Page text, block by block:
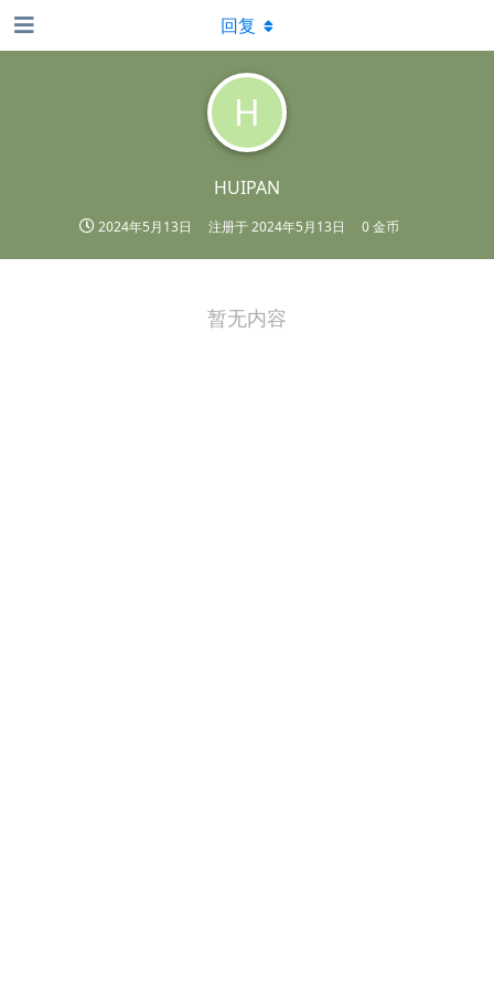
H
HUIPAN
2024年5月13日 注册于2024年5月13日 0 金币
回复
暂无内容